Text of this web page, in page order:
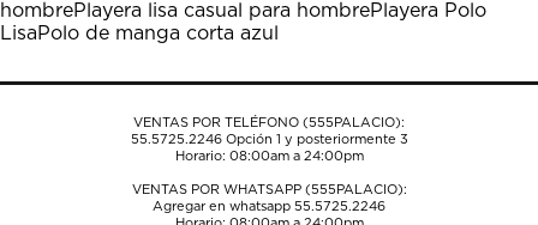
el
formulario
envío.
el
formulario
envío.
el
formulario
envío.
el
formulario
envío.
el
formulario
envío.
hombrePlayera lisa casual para hombrePlayera Polo
LisaPolo de manga corta azul
VENTAS POR TELÉFONO (555PALACIO):
55.5725.2246Opción 1 y posteriormente 3
Horario: 08:00am a 24:00pm
VENTAS POR WHATSAPP (555PALACIO):
Agregar en whatsapp 55.5725.2246